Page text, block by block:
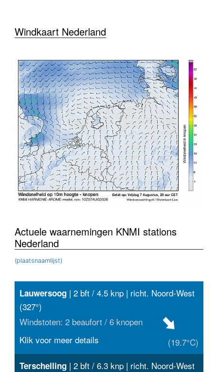
Windkaart Nederland
Actuele waarnemingen KNMI stations
Nederland
(plaatsnaamlijst)
Lauwersoog | 2 bft / 4.5 knp | richt. Noord-West
(327°)
Windstoten: 2 beaufort / 6 knopen
(19.7°C)
Klik voor meer details
Terschelling | 2 bft / 6.3 knp | richt. Noord-West